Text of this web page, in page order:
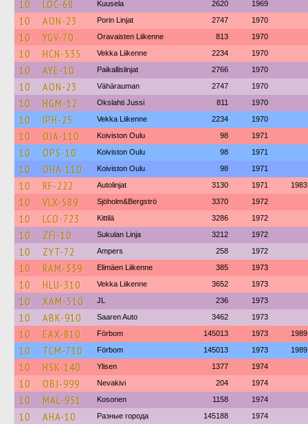
10 LOC-68 Kuusela 2620 1969
10 AON-23 Porin Linjat 2747 1970
10 YGV-70 Oravaisten Liikenne 813 1970
10 HCN-535 Vekka Liikenne 2234 1970
10 AYE-10 Paikallislinjat 2766 1970
10 AON-23 Vähärauman 2747 1970
10 HGM-12 Okslahti Jussi 811 1970
10 IPH-25 Vekka Liikenne 2234 1970
10 OJA-110 Koiviston Oulu 98 1971
10 OPS-10 Koiviston Oulu 98 1971
10 OHA-110 Koiviston Oulu 98 1971
10 RF-222 Autolinjat 3130 1971 1983
10 VLX-589 Sjöholm&Bergströ 3370 1972
10 LCO-723 Kittilä 3286 1972
10 ZFI-10 Sukulan Linja 3212 1972
10 ZYT-72 Ampers 258 1972
10 RAM-339 Elimäen Liikenne 385 1973
10 HLU-310 Vekka Liikenne 3652 1973
10 XAM-510 JL 236 1973
10 ABK-910 Saaren Auto 3462 1973
10 EAX-810 Förbom 145013 1973 1989
10 TCM-710 Förbom 145013 1973 1989
10 HSK-140 Ylisen 1377 1974
10 OBJ-999 Nevakivi 204 1974
10 MAL-951 Kosonen 1158 1974
10 AHA-10 Разные города 145188 1974